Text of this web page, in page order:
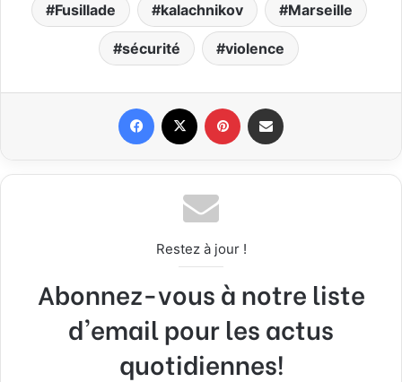
Fusillade kalachnikov Marseille
sécurité violence
Restez à jour !
Abonnez-vous à notre liste
d'email pour les actus
quotidiennes!